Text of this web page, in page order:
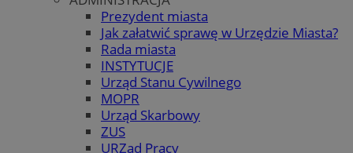
Prezydent miasta
Jak załatwić sprawę w Urzędzie Miasta?
Rada miasta
INSTYTUCJE
Urząd Stanu Cywilnego
MOPR
Urząd Skarbowy
ZUS
URZąd Pracy